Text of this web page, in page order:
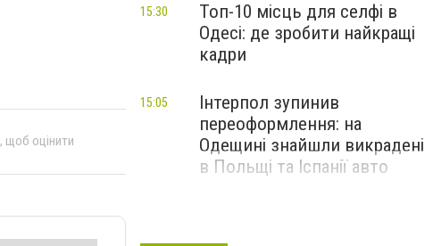
, щоб оцінити
Топ-10 місць для селфі в
Одесі: де зробити найкращі
кадри
15:30
Інтерпол зупинив
переоформлення: на
Одещині знайшли викрадені
в Польщі та Іспанії авто
15:05